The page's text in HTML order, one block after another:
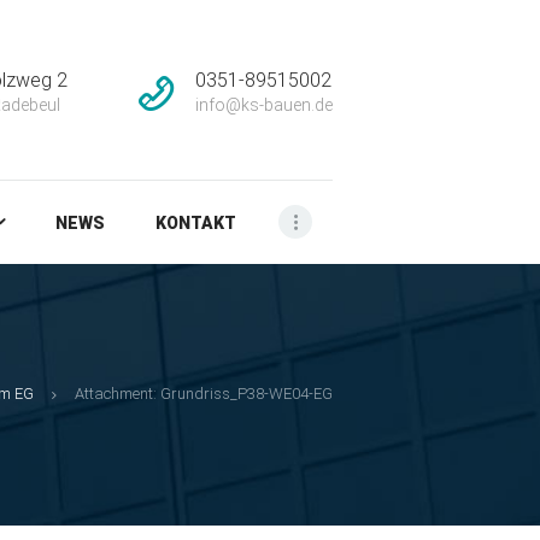
2 0351-89515002
info@ks-bauen.de
NEWS KONTAKT
EG Attachment: Grundriss_P38-WE04-EG